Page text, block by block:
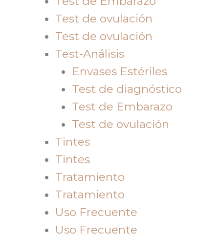
Test de ovulación
Test de ovulación
Test-Análisis
Envases Estériles
Test de diagnóstico
Test de Embarazo
Test de ovulación
Tintes
Tintes
Tratamiento
Tratamiento
Uso Frecuente
Uso Frecuente